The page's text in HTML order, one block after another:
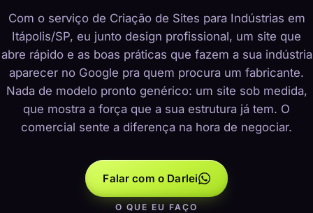
Com o serviço de Criação de Sites para Indústrias em
Itápolis/SP, eu junto design profissional, um site que
abre rápido e as boas práticas que fazem a sua indústria
aparecer no Google pra quem procura um fabricante.
Nada de modelo pronto genérico: um site sob medida,
que mostra a força que a sua estrutura já tem. O
comercial sente a diferença na hora de negociar.
Falar com o Darlei
O QUE EU FAÇO